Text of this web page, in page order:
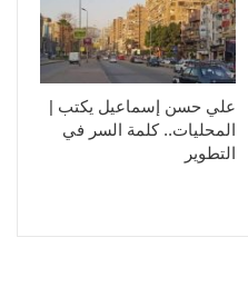
علي حسن إسماعيل يكتب |
المحليات.. كلمة السر في
التطوير​